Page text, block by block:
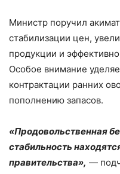
Министр поручил
стабилизации цен,
продукции и
Особое внимание
контрактации ранних
пополнению запасов.
«Продовольственная
стабильность
правительства», —